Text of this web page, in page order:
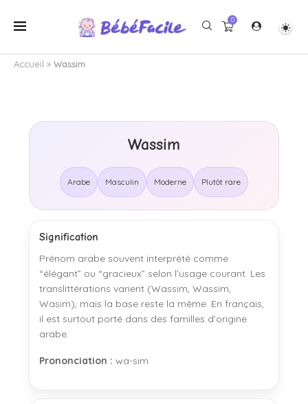
0
Accueil » Wassim
Wassim
Arabe Masculin Moderne Plutôt rare
Signification
Prénom arabe souvent interprété comme
“élégant” ou “gracieux” selon l’usage courant. Les
translittérations varient (Wassim, Wassim,
Wasim), mais la base reste la même. En français,
il est surtout porté dans des familles d’origine
arabe.
Prononciation : wa-sim